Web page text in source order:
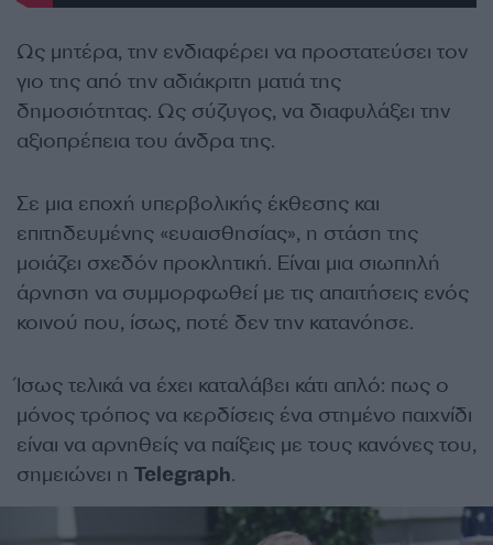
Ως μητέρα, την ενδιαφέρει να προστατεύσει τον
γιο της από την αδιάκριτη ματιά της
δημοσιότητας. Ως σύζυγος, να διαφυλάξει την
αξιοπρέπεια του άνδρα της.
Σε μια εποχή υπερβολικής έκθεσης και
επιτηδευμένης «ευαισθησίας», η στάση της
μοιάζει σχεδόν προκλητική. Είναι μια σιωπηλή
άρνηση να συμμορφωθεί με τις απαιτήσεις ενός
κοινού που, ίσως, ποτέ δεν την κατανόησε.
Ίσως τελικά να έχει καταλάβει κάτι απλό: πως ο
μόνος τρόπος να κερδίσεις ένα στημένο παιχνίδι
είναι να αρνηθείς να παίξεις με τους κανόνες του,
σημειώνει η Telegraph.